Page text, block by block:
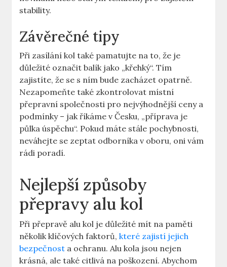
stability.
Závěrečné tipy
Při zasílání kol také pamatujte na to, že je
důležité označit balík jako „křehký“. Tím
zajistíte, že se s ním bude zacházet opatrně.
Nezapomeňte také zkontrolovat místní
přepravní společnosti pro nejvýhodnější ceny a
podmínky – jak říkáme v Česku, „příprava je
půlka úspěchu“. Pokud máte stále pochybnosti,
neváhejte se zeptat odborníka v oboru, oni vám
rádi poradí.
Nejlepší způsoby
přepravy alu kol
Při přepravě alu kol je důležité mít na paměti
několik klíčových faktorů,které zajistí jejich
bezpečnost a ochranu. Alu kola jsou nejen
krásná, ale také citlivá na poškození. Abychom